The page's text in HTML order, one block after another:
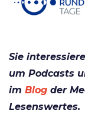
Sie
um Podcasts
im Blog der
Lesenswertes.